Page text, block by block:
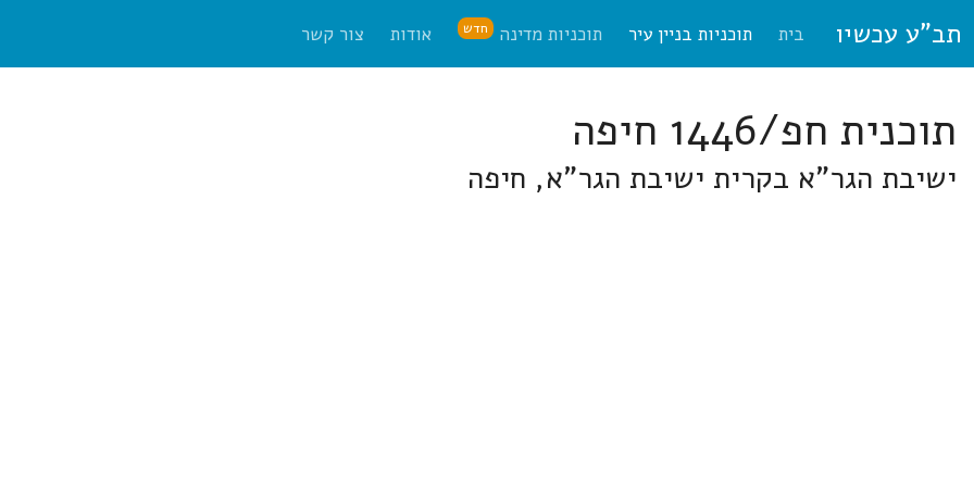
תב"ע עכשיו בית תוכניות בניין עיר תוכניות מדינה חדש אודות צור קשר
תוכנית חפ/1446 חיפה
ישיבת הגר"א בקרית ישיבת הגר"א, חיפה